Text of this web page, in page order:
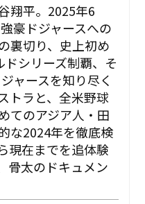
翔平。2025年6
豪ドジャースへの
裏切り、史上初め
シリーズ制覇、そ
ャースを知り尽く
トラと、全米野球
てのアジア人・田
な2024年を徹底検
現在までを追体験
骨太のドキュメン